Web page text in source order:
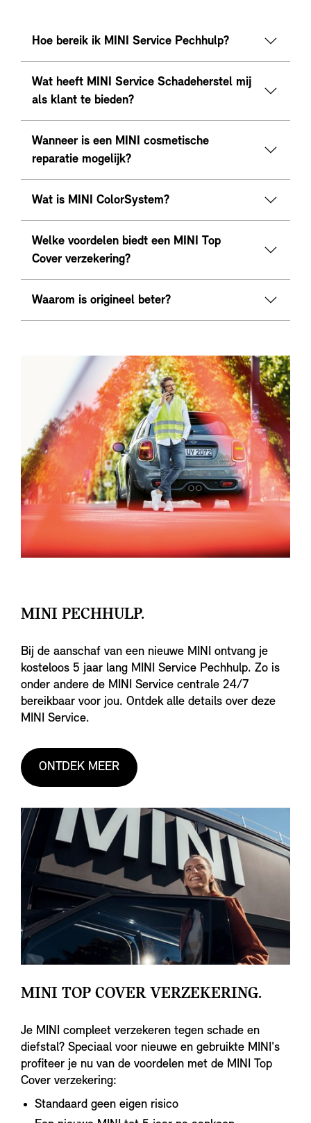
Hoe bereik ik MINI Service Pechhulp?
Wat heeft MINI Service Schadeherstel mij
als klant te bieden?
Wanneer is een MINI cosmetische
reparatie mogelijk?
Wat is MINI ColorSystem?
Welke voordelen biedt een MINI Top
Cover verzekering?
Waarom is origineel beter?
MINI PECHHULP.
Bij de aanschaf van een nieuwe MINI ontvang je
kosteloos 5 jaar lang MINI Service Pechhulp. Zo is
onder andere de MINI Service centrale 24/7
bereikbaar voor jou. Ontdek alle details over deze
MINI Service.
ONTDEK MEER
MINI TOP COVER VERZEKERING.
Je MINI compleet verzekeren tegen schade en
diefstal? Speciaal voor nieuwe en gebruikte MINI's
profiteer je nu van de voordelen met de MINI Top
Cover verzekering:
Standaard geen eigen risico